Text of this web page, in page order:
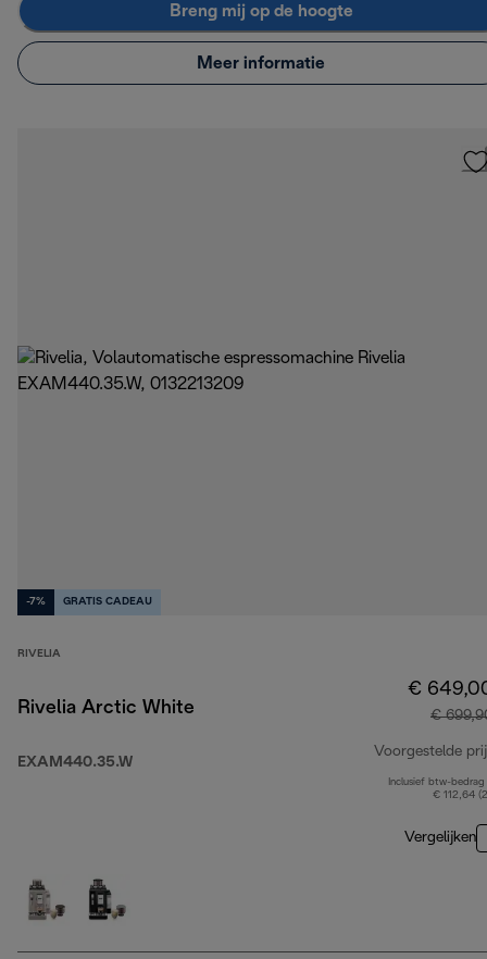
Breng mij op de hoogte
Meer informatie
-7% GRATIS CADEAU
RIVELIA
Rivelia Arctic White
EXAM440.35.W
€
€
Voorgestelde
Inclusief btw-bedrag
€ 112,64
Vergelijken